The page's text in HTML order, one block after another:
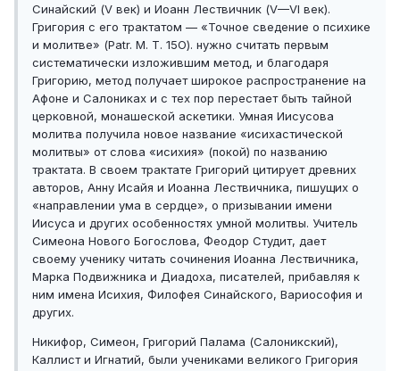
Синайский (V век) и Иоанн Лествичник (V—VI век).
Григория с его трактатом — «Точное сведение о психике
и молитве» (Patr. М. Т. 15О). нужно считать первым
систематически изложившим метод, и благодаря
Григорию, метод получает широкое распространение на
Афоне и Салониках и с тех пор перестает быть тайной
церковной, монашеской аскетики. Умная Иисусова
молитва получила новое название «исихастической
молитвы» от слова «исихия» (покой) по названию
трактата. В своем трактате Григорий цитирует древних
авторов, Анну Исайя и Иоанна Лествичника, пишущих о
«направлении ума в сердце», о призывании имени
Иисуса и других особенностях умной молитвы. Учитель
Симеона Нового Богослова, Феодор Студит, дает
своему ученику читать сочинения Иоанна Лествичника,
Марка Подвижника и Диадоха, писателей, прибавляя к
ним имена Исихия, Филофея Синайского, Вариософия и
других.
Никифор, Симеон, Григорий Палама (Салоникский),
Каллист и Игнатий, были учениками великого Григория